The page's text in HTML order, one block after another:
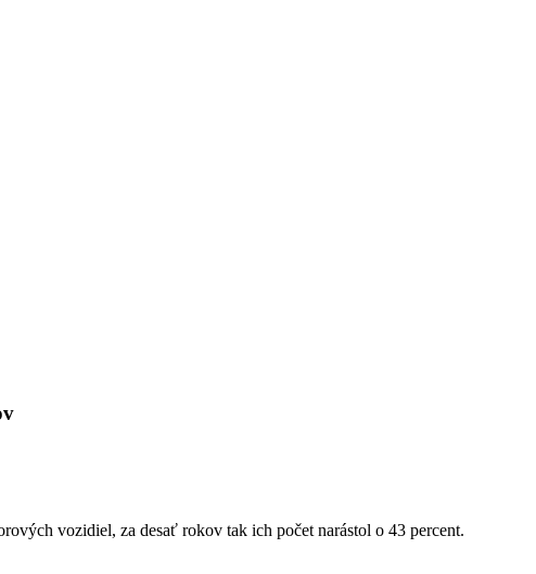
vozidiel, za desať rokov tak ich počet narástol o 43 percent.